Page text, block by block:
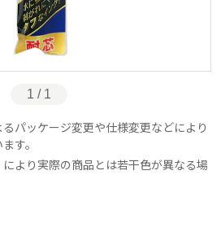
1 / 1
パッケージ変更や仕様変更などにより
す。
より実際の商品とは若干色が異なる場